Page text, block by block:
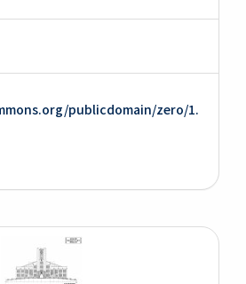
publicdomain/zero/1.